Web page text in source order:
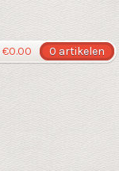
€0.00 0 artikelen